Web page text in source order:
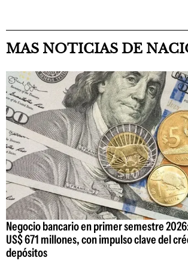
MAS NOTICIAS DE
Negocio bancario en primer semestre
US$ 671 millones, con impulso clave del
depósitos